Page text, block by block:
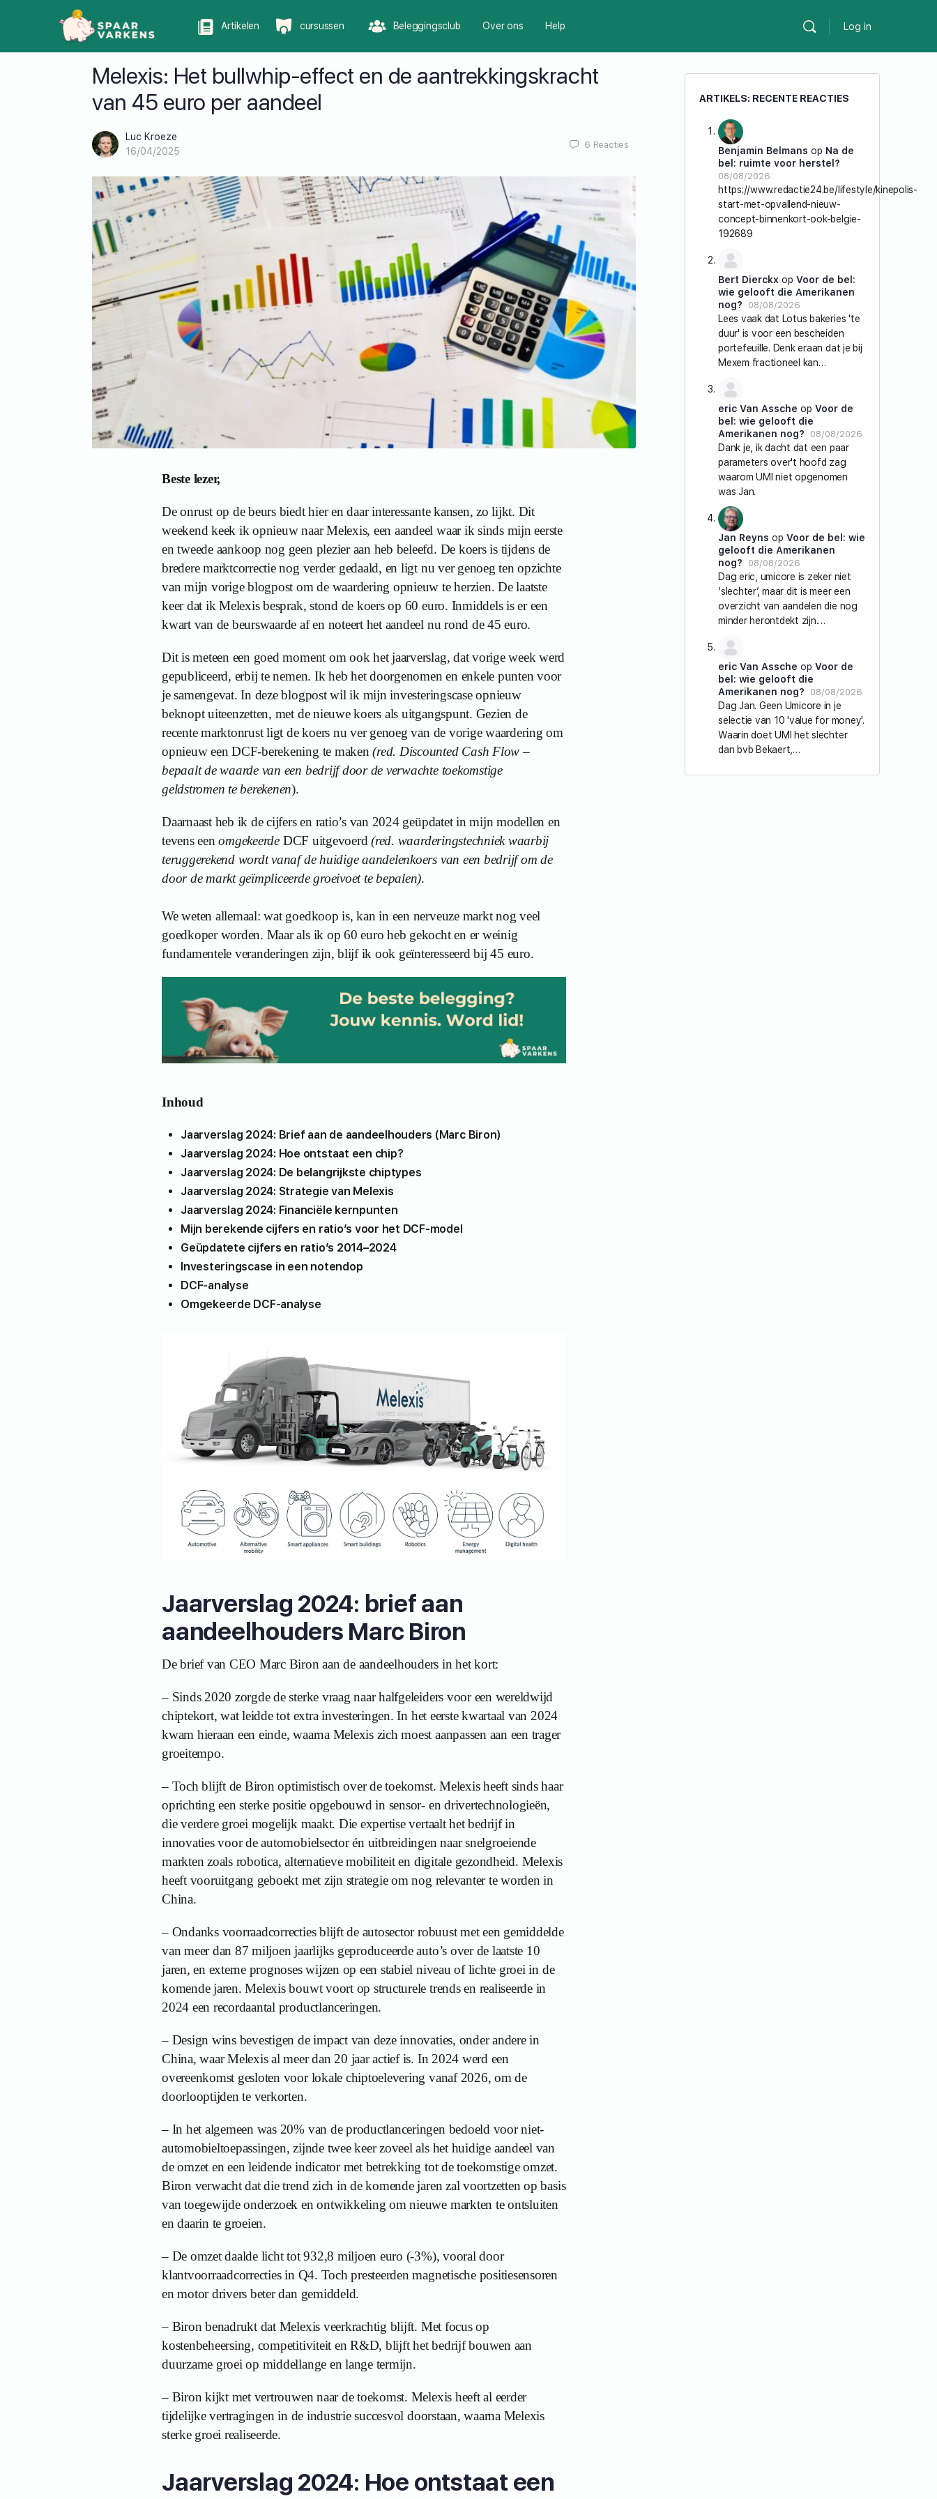
Artikelen cursussen Beleggingsclub Over ons Help Log in
Melexis: Het bullwhip-effect en de aantrekkingskracht
van 45 euro per aandeel
Luc Kroeze
16/04/2025
6 Reacties
Beste lezer,
De onrust op de beurs biedt hier en daar interessante kansen, zo lijkt. Dit
weekend keek ik opnieuw naar Melexis, een aandeel waar ik sinds mijn eerste
en tweede aankoop nog geen plezier aan heb beleefd. De koers is tijdens de
bredere marktcorrectie nog verder gedaald, en ligt nu ver genoeg ten opzichte
van mijn vorige blogpost om de waardering opnieuw te herzien. De laatste
keer dat ik Melexis besprak, stond de koers op 60 euro. Inmiddels is er een
kwart van de beurswaarde af en noteert het aandeel nu rond de 45 euro.
Dit is meteen een goed moment om ook het jaarverslag, dat vorige week werd
gepubliceerd, erbij te nemen. Ik heb het doorgenomen en enkele punten voor
je samengevat. In deze blogpost wil ik mijn investeringscase opnieuw
beknopt uiteenzetten, met de nieuwe koers als uitgangspunt. Gezien de
recente marktonrust ligt de koers nu ver genoeg van de vorige waardering om
opnieuw een DCF-berekening te maken(red. Discounted Cash Flow –
bepaalt de waarde van een bedrijf door de verwachte toekomstige
geldstromen te berekenen).
Daarnaast heb ik de cijfers en ratio’s van 2024 geüpdatet in mijn modellen en
tevens eenomgekeerdeDCF uitgevoerd(red. waarderingstechniek waarbij
teruggerekend wordt vanaf de huidige aandelenkoers van een bedrijf om de
door de markt geïmpliceerde groeivoet te bepalen).
We weten allemaal: wat goedkoop is, kan in een nerveuze markt nog veel
goedkoper worden. Maar als ik op 60 euro heb gekocht en er weinig
fundamentele veranderingen zijn, blijf ik ook geïnteresseerd bij 45 euro.
Inhoud
Jaarverslag 2024: Brief aan de aandeelhouders (Marc Biron)
Jaarverslag 2024: Hoe ontstaat een chip?
Jaarverslag 2024: De belangrijkste chiptypes
Jaarverslag 2024: Strategie van Melexis
Jaarverslag 2024: Financiële kernpunten
Mijn berekende cijfers en ratio’s voor het DCF-model
Geüpdatete cijfers en ratio’s 2014–2024
Investeringscase in een notendop
DCF-analyse
Omgekeerde DCF-analyse
Jaarverslag 2024: brief aan
aandeelhouders Marc Biron
De brief van CEO Marc Biron aan de aandeelhouders in het kort:
– Sinds 2020 zorgde de sterke vraag naar halfgeleiders voor een wereldwijd
chiptekort, wat leidde tot extra investeringen. In het eerste kwartaal van 2024
kwam hieraan een einde, waarna Melexis zich moest aanpassen aan een trager
groeitempo.
– Toch blijft de Biron optimistisch over de toekomst. Melexis heeft sinds haar
oprichting een sterke positie opgebouwd in sensor- en drivertechnologieën,
die verdere groei mogelijk maakt. Die expertise vertaalt het bedrijf in
innovaties voor de automobielsector én uitbreidingen naar snelgroeiende
markten zoals robotica, alternatieve mobiliteit en digitale gezondheid. Melexis
heeft vooruitgang geboekt met zijn strategie om nog relevanter te worden in
China.
– Ondanks voorraadcorrecties blijft de autosector robuust met een gemiddelde
van meer dan 87 miljoen jaarlijks geproduceerde auto’s over de laatste 10
jaren, en externe prognoses wijzen op een stabiel niveau of lichte groei in de
komende jaren. Melexis bouwt voort op structurele trends en realiseerde in
2024 een recordaantal productlanceringen.
– Design wins bevestigen de impact van deze innovaties, onder andere in
China, waar Melexis al meer dan 20 jaar actief is. In 2024 werd een
overeenkomst gesloten voor lokale chiptoelevering vanaf 2026, om de
doorlooptijden te verkorten.
– In het algemeen was 20% van de productlanceringen bedoeld voor niet-
automobieltoepassingen, zijnde twee keer zoveel als het huidige aandeel van
de omzet en een leidende indicator met betrekking tot de toekomstige omzet.
Biron verwacht dat die trend zich in de komende jaren zal voortzetten op basis
van toegewijde onderzoek en ontwikkeling om nieuwe markten te ontsluiten
en daarin te groeien.
– De omzet daalde licht tot 932,8 miljoen euro (-3%), vooral door
klantvoorraadcorrecties in Q4. Toch presteerden magnetische positiesensoren
en motor drivers beter dan gemiddeld.
– Biron benadrukt dat Melexis veerkrachtig blijft. Met focus op
kostenbeheersing, competitiviteit en R&D, blijft het bedrijf bouwen aan
duurzame groei op middellange en lange termijn.
– Biron kijkt met vertrouwen naar de toekomst. Melexis heeft al eerder
tijdelijke vertragingen in de industrie succesvol doorstaan, waarna Melexis
sterke groei realiseerde.
Jaarverslag 2024: Hoe ontstaat een
ARTIKELS: RECENTE REACTIES
Benjamin Belmans op Na de
bel: ruimte voor herstel?
08/08/2026
https://www.redactie24.be/lifestyle/kinepolis-
start-met-opvallend-nieuw-
concept-binnenkort-ook-belgie-
192689
Bert Dierckx op Voor de bel:
wie gelooft die Amerikanen
nog? 08/08/2026
Lees vaak dat Lotus bakeries 'te
duur' is voor een bescheiden
portefeuille. Denk eraan dat je bij
Mexem fractioneel kan…
eric Van Assche op Voor de
bel: wie gelooft die
Amerikanen nog? 08/08/2026
Dank je, ik dacht dat een paar
parameters over't hoofd zag
waarom UMI niet opgenomen
was Jan.
Jan Reyns op Voor de bel: wie
gelooft die Amerikanen
nog? 08/08/2026
Dag eric, umicore is zeker niet
‘slechter’, maar dit is meer een
overzicht van aandelen die nog
minder herontdekt zijn.…
eric Van Assche op Voor de
bel: wie gelooft die
Amerikanen nog? 08/08/2026
Dag Jan. Geen Umicore in je
selectie van 10 'value for money'.
Waarin doet UMI het slechter
dan bvb Bekaert,…